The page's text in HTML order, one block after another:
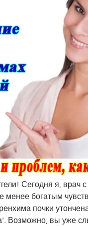
Сегодня я, врач
менее богатым
почки
Возможно, вы уже